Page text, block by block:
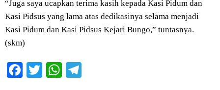
“Juga saya ucapkan terima kasih kepada Kasi Pidum dan
Kasi Pidsus yang lama atas dedikasinya selama menjadi
Kasi Pidum dan Kasi Pidsus Kejari Bungo,” tuntasnya.
(skm)
Facebook
TwitterWhatsApp